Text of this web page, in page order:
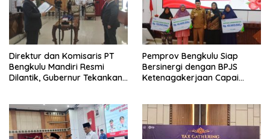
Direktur dan Komisaris PT
Bengkulu Mandiri Resmi
Dilantik, Gubernur Tekankan
Pemprov Bengkulu Siap
Bersinergi dengan BPJS
Ketenagakerjaan Capai